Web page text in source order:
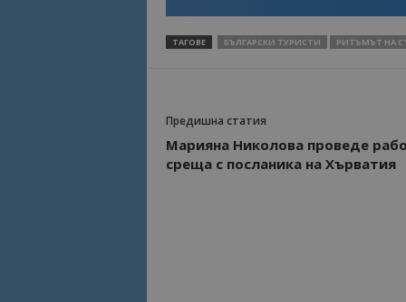
ТАГОВЕ БЪЛГАРСКИ ТУРИСТИ РИТЪМЪТ НА
Предишна статия
Марияна Николова проведе
среща с посланика на Хърватия
is_unique
_ga_FK650GXHRZ